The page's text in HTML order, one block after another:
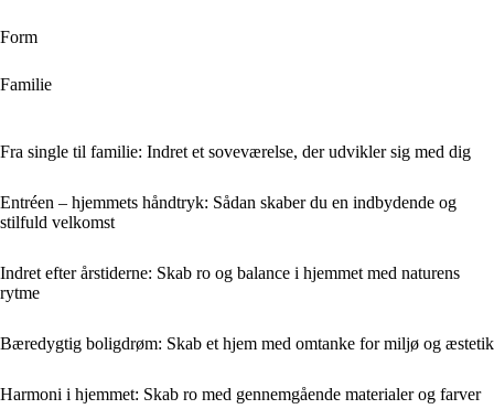
Form
Familie
Fra single til familie: Indret et soveværelse, der udvikler sig med dig
Entréen – hjemmets håndtryk: Sådan skaber du en indbydende og
stilfuld velkomst
Indret efter årstiderne: Skab ro og balance i hjemmet med naturens
rytme
Bæredygtig boligdrøm: Skab et hjem med omtanke for miljø og æstetik
Harmoni i hjemmet: Skab ro med gennemgående materialer og farver